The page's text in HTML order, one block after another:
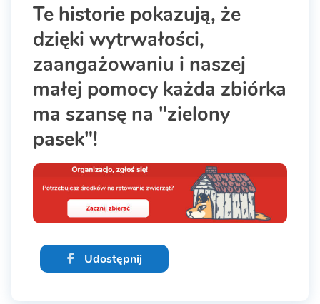
Te historie pokazują, że
dzięki wytrwałości,
zaangażowaniu i naszej
małej pomocy każda zbiórka
ma szansę na "zielony
pasek"!
Udostępnij